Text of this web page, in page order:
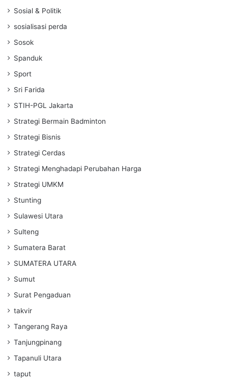
Sosial & Politik
sosialisasi perda
Sosok
Spanduk
Sport
Sri Farida
STIH-PGL Jakarta
Strategi Bermain Badminton
Strategi Bisnis
Strategi Cerdas
Strategi Menghadapi Perubahan Harga
Strategi UMKM
Stunting
Sulawesi Utara
Sulteng
Sumatera Barat
SUMATERA UTARA
Sumut
Surat Pengaduan
takvir
Tangerang Raya
Tanjungpinang
Tapanuli Utara
taput